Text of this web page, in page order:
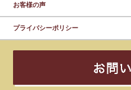
お客様の声
プライバシーポリシー